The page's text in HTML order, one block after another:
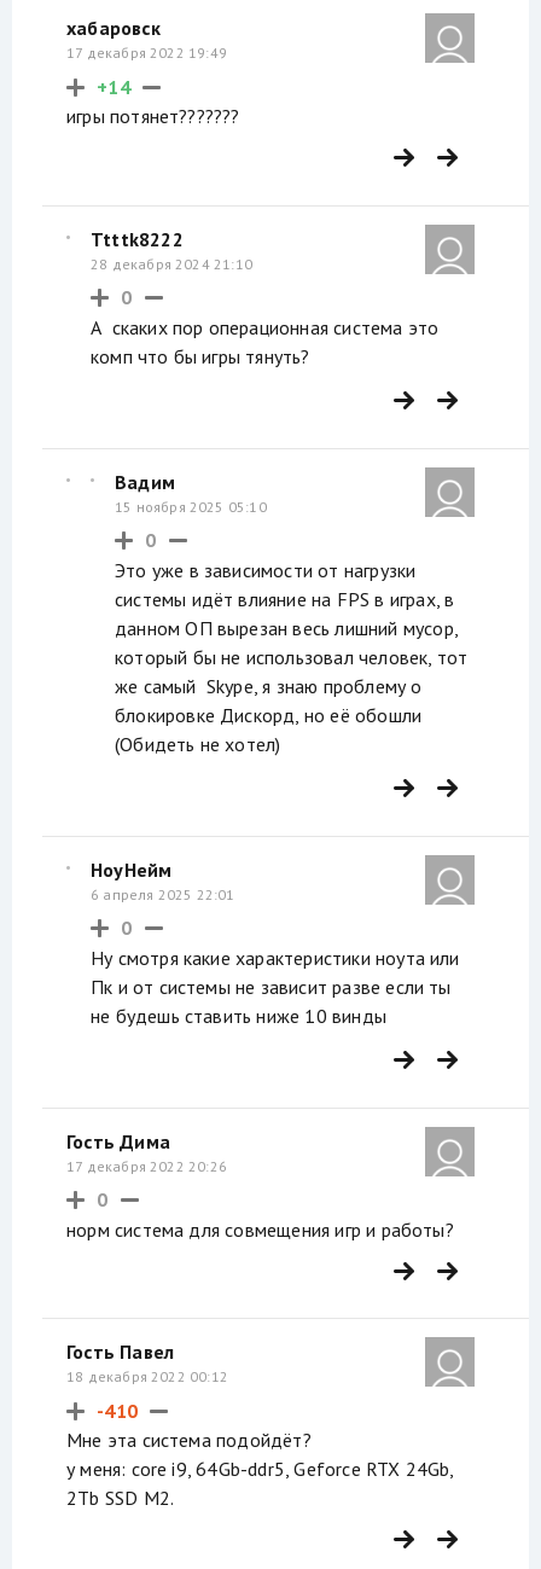
хабаровск
17 декабря 2022 19:49
+14
игры потянет???????
Ttttk8222
28 декабря 2024 21:10
0
А скаких пор операционная система это
комп что бы игры тянуть?
Вадим
15 ноября 2025 05:10
0
Это уже в зависимости от нагрузки
системы идёт влияние на FPS в играх, в
данном ОП вырезан весь лишний мусор,
который бы не использовал человек, тот
же самый Skype, я знаю проблему о
блокировке Дискорд, но её обошли
(Обидеть не хотел)
НоуНейм
6 апреля 2025 22:01
0
Ну смотря какие характеристики ноута или
Пк и от системы не зависит разве если ты
не будешь ставить ниже 10 винды
Гость Дима
17 декабря 2022 20:26
0
норм система для совмещения игр и работы?
Гость Павел
18 декабря 2022 00:12
-410
Мне эта система подойдёт?
у меня: core i9, 64Gb-ddr5, Geforce RTX 24Gb,
2Tb SSD M2.